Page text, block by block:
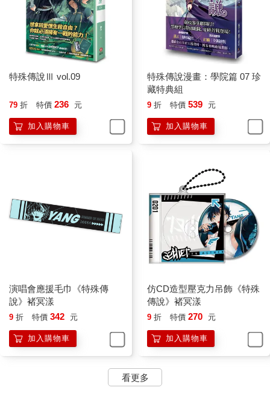
特殊傳說Ⅲ vol.09
79 折 特價 236 元
加入購物車
特殊傳說漫畫：學院篇 07 珍
藏特典組
9 折 特價 539 元
加入購物車
演唱會應援毛巾《特殊傳
說》褚冥漾
9 折 特價 342 元
加入購物車
仿CD造型壓克力吊飾《特殊
傳說》褚冥漾
9 折 特價 270 元
加入購物車
看更多